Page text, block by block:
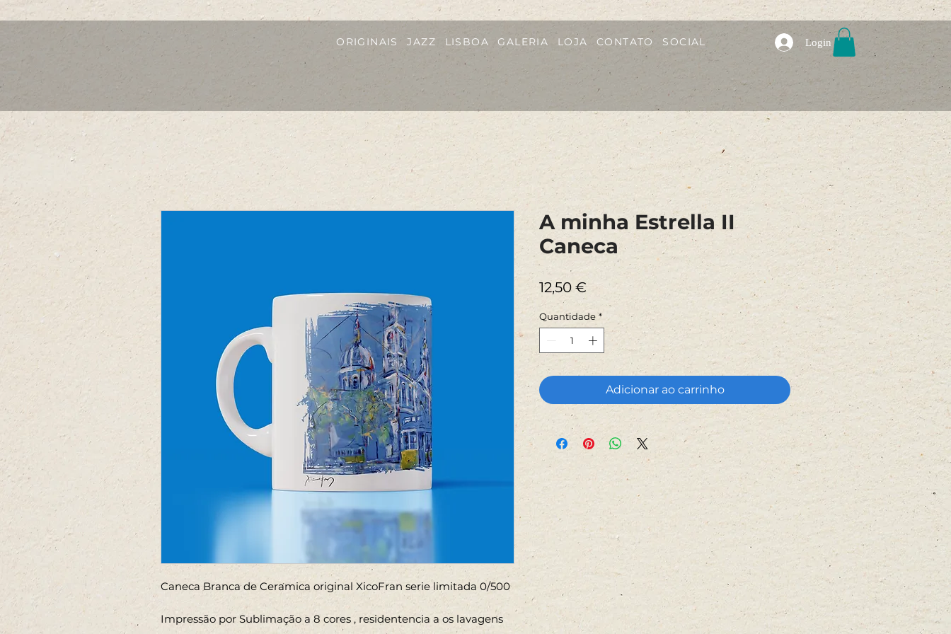
Login
ORIGINAIS JAZZ LISBOA GALERIA LOJA CONTATO SOCIAL
Caneca Branca de Ceramica original XicoFran serie limitada 0/500
Impressão por Sublimação a 8 cores , residentencia a os lavagens
A minha Estrella II
Caneca
12,50 € Preço
Quantidade *
Adicionar ao carrinho